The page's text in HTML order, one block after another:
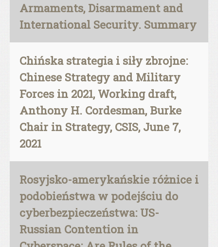
Armaments, Disarmament and
International Security. Summary
Chińska strategia i siły zbrojne:
Chinese Strategy and Military
Forces in 2021, Working draft,
Anthony H. Cordesman, Burke
Chair in Strategy, CSIS, June 7,
2021
Rosyjsko-amerykańskie różnice i
podobieństwa w podejściu do
cyberbezpieczeństwa: US-
Russian Contention in